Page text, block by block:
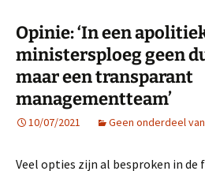
Opinie: ‘In een
ministersploeg geen
maar een transparant
managementteam’
10/07/2021 Geen onderdeel
Veel opties zijn al besproken in